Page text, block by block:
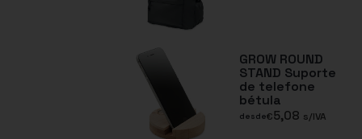
GROW ROUND
STAND Suporte
de telefone
bétula
desde€5,08 s/IVA